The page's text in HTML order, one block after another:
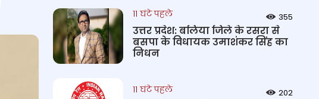
11 घंटे पहले 355
उत्तर प्रदेश: बलिया जिले के रसरा से
बसपा के विधायक उमाशंकर सिंह का
निधन
11 घंटे पहले 202